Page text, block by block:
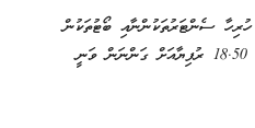
ސެންޓަރުތަކުންނާއި ބޯޓުތަކުން
މިއަދުން ފެށިގެން ކަޅުބިލަ މަސް ކިލޯއެއް 18.50 ރުފިޔާއަށް ގަންނަން ވަނީ